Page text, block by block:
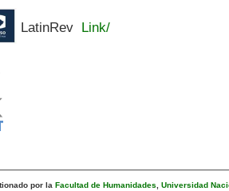
LatinRev Link/
por la Facultad de Humanidades Universidad